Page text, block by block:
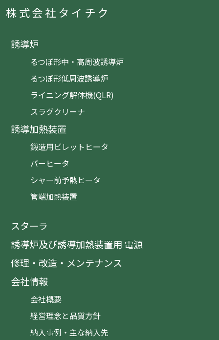
株式会社タイチク
誘導炉
るつぼ形中・高周波誘導炉
るつぼ形低周波誘導炉
ライニング解体機(QLR)
スラグクリーナ
誘導加熱装置
鍛造用ビレットヒータ
バーヒータ
シャー前予熱ヒータ
管端加熱装置
スターラ
誘導炉及び誘導加熱装置用 電源
修理・改造・メンテナンス
会社情報
会社概要
経営理念と品質方針
納入事例・主な納入先